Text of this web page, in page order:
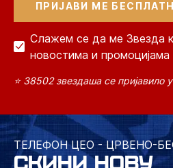
Слажем се да ме Звезда
новостима и промоцијама
⭐ 38502 звездаша се пријавило
ТЕЛЕФОН ЦЕО - ЦРВЕНО-
СКИНИ НОВУ